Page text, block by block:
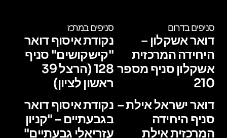
סניפים בדרום
דואר אשקלון –
היחידה המרכזית
אשקלון סניף מספר
210
דואר ישראל אילת –
סניף היחידה
המרכזית אילת
סניפים במרכז
נקודת איסוף דואר
"קישקושים" סניף
128 (הרצל 39
ראשון לציון)
נקודת איסוף דואר
בגבעתיים – "קניון
עזריאלי גבעתיים"